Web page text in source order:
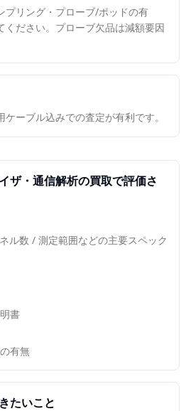
プリング・プローブ/ポッドの有
ください。プローブ欠品は減額要因
ーブル込みでの査定が有利です。
ザ・通信解析の買取で評価さ
ル数 / 測定範囲などの主要スペック
書
有無
たいこと